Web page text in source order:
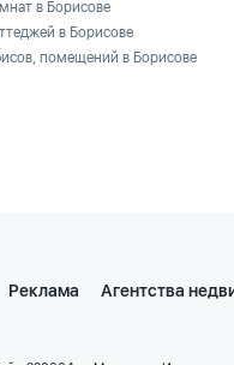
в Борисове
в Борисове
помещений в Борисове
Реклама Агентства